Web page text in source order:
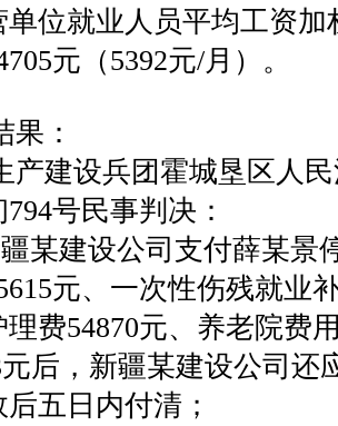
单位就业人员平均工资
元（5392元/月）。
果：
产建设兵团霍城垦区人
号民事判决：
某建设公司支付薛某景
元、一次性伤残就业
费54870元、养老院费
元后，新疆某建设公司还
五日内付清；